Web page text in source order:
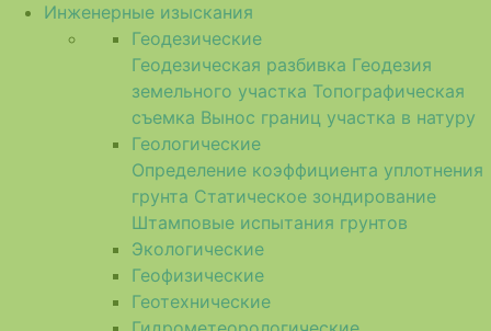
Инженерные изыскания
Геодезические
Геодезическая разбивка Геодезия
земельного участка Топографическая
съемка Вынос границ участка в натуру
Геологические
Определение коэффициента уплотнения
грунта Статическое зондирование
Штамповые испытания грунтов
Экологические
Геофизические
Геотехнические